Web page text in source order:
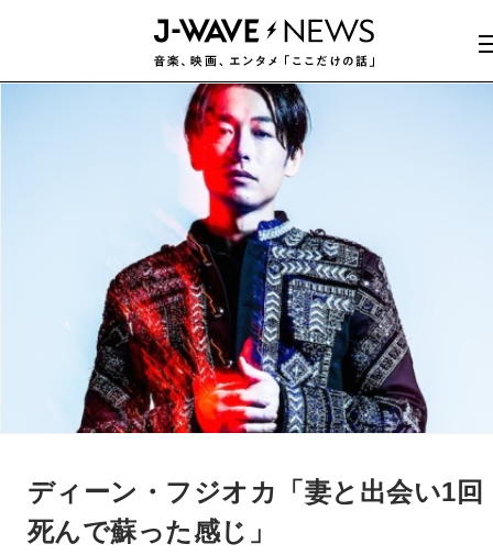
ディーン・フジオカ「妻と出会い1回
死んで蘇った感じ」